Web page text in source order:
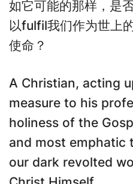
如它可能的那样，
以fulfil我们作为世上
使命？
A Christian, acting
measure to his
holiness of the
and most emphatic
our dark revolted